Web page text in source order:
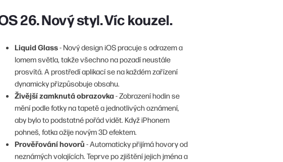
26. Nový styl. Víc kouzel.
Liquid Glass- Nový design iOS pracuje s odrazem a
lomem světla, takže všechno na pozadí neustále
prosvítá. A prostředí aplikací se na každém zařízení
dynamicky přizpůsobuje obsahu.
Živější zamknutá obrazovka- Zobrazení hodin se
mění podle fotky na tapetě a jednotlivých oznámení,
aby bylo to podstatné pořád vidět. Když iPhonem
pohneš, fotka ožije novým 3D efektem.
Prověřování hovorů - Automaticky přijímá hovory od
neznámých volajících. Teprve po zjištění jejich jména a